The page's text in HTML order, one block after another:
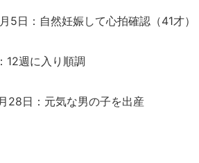
5日：自然妊娠して心拍確認（41才）
12週に入り順調
28日：元気な男の子を出産